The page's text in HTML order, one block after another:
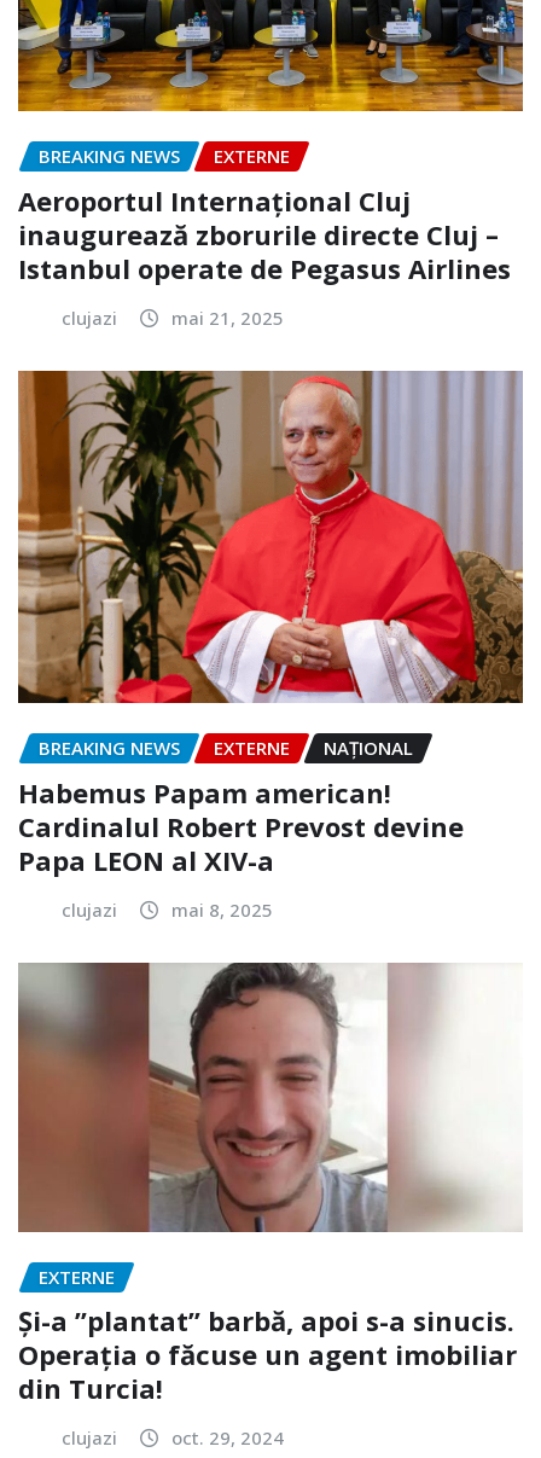
BREAKING NEWS EXTERNE
Aeroportul Internațional Cluj
inaugurează zborurile directe Cluj –
Istanbul operate de Pegasus Airlines
clujazi mai 21, 2025
BREAKING NEWS EXTERNE NAŢIONAL
Habemus Papam american!
Cardinalul Robert Prevost devine
Papa LEON al XIV-a
clujazi mai 8, 2025
EXTERNE
Și-a ”plantat” barbă, apoi s-a sinucis.
Operația o făcuse un agent imobiliar
din Turcia!
clujazi oct. 29, 2024